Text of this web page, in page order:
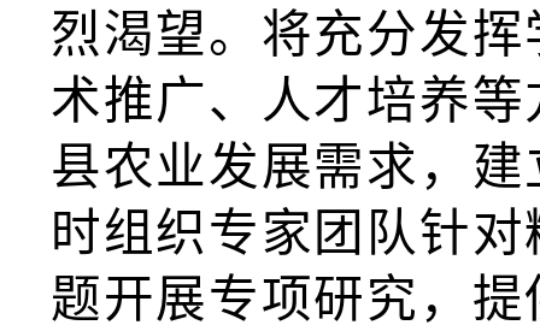
烈渴望。将充分发
术推广、人才培养
县农业发展需求，
时组织专家团队针
题开展专项研究，